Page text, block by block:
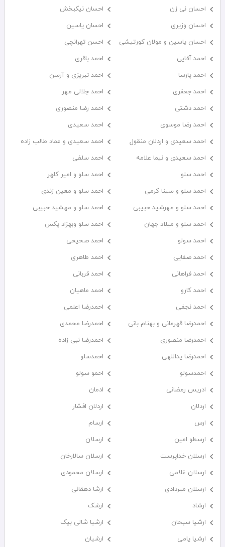
احسان نی زن
احسان نیکبخش
احسان وزیری
احسان یاسین
احسان یاسین و مولان کورتیشی
احسن تهرانچی
احمد آقایی
احمد باقری
احمد پارسا
احمد تبریزی و آرسن
احمد جعفری
احمد جلالی مهر
احمد دشتی
احمد رضا منصوری
احمد رضا موسوی
احمد سعیدی
احمد سعیدی و اردلان منقول
احمد سعیدی و عماد طالب زاده
احمد سعیدی و نیما علامه
احمد سلفی
احمد سلو
احمد سلو و امیر کلهر
احمد سلو و سینا کرمی
احمد سلو و معین زندی
احمد سلو و مهرشید حبیبی
احمد سلو و مهشید حبیبی
احمد سلو و میلاد جهان
احمد سلو وبهزاد پکس
احمد سولو
احمد صحیحی
احمد صفایی
احمد طاهری
احمد فراهانی
احمد قربانی
احمد کارو
احمد ماهیان
احمد نجفی
احمدرضا اعلمی
احمدرضا قهرمانی و بهنام بانی
احمدرضا محمدی
احمدرضا منصوری
احمدرضا نبی زاده
احمدرضا یداللهی
احمدسلو
احمدسولو
احمو سولو
ادریس رمضانی
ادمان
اردلان
اردلان افشار
ارس
ارسام
ارسطو امین
ارسلان
ارسلان خداپرست
ارسلان سالارخان
ارسلان غلامی
ارسلان محمودی
ارسلان میردادی
ارشا دهقانی
ارشاد
ارشک
ارشیا سبحان
ارشیا شالی بیک
ارشیا یامی
ارشیان